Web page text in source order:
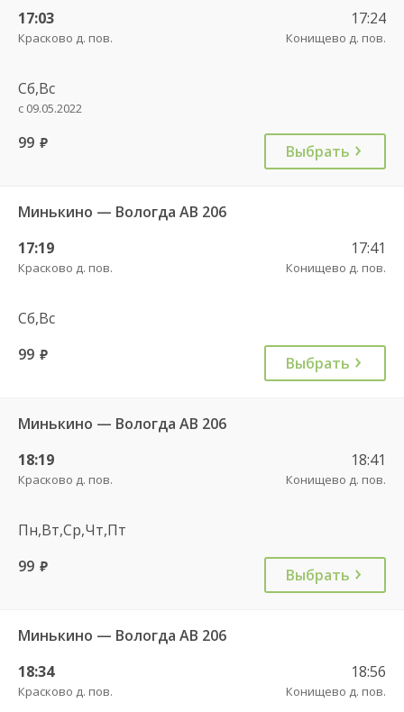
17:03
Красково д. пов.
17:24
Конищево д. пов.
Сб,Вс
с 09.05.2022
99 руб. Выбрать
Минькино — Вологда АВ 206
17:19
Красково д. пов.
17:41
Конищево д. пов.
Сб,Вс
99 руб. Выбрать
Минькино — Вологда АВ 206
18:19
Красково д. пов.
18:41
Конищево д. пов.
Пн,Вт,Ср,Чт,Пт
99 руб. Выбрать
Минькино — Вологда АВ 206
18:34
Красково д. пов.
18:56
Конищево д. пов.